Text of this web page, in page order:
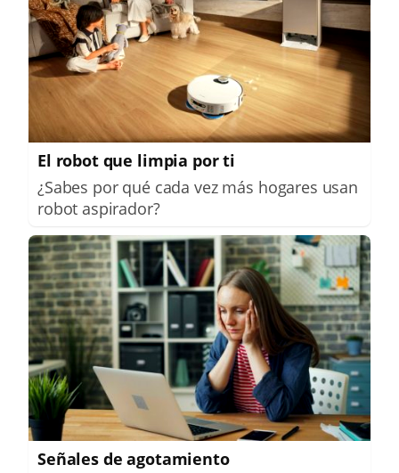
El robot que limpia por ti
¿Sabes por qué cada vez más hogares usan
robot aspirador?
Señales de agotamiento